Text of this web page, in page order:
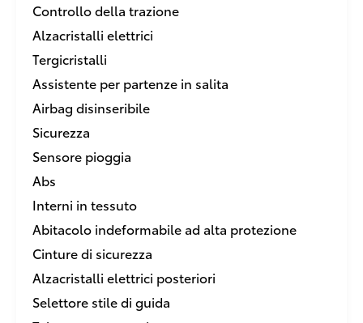
Controllo della trazione
Alzacristalli elettrici
Tergicristalli
Assistente per partenze in salita
Airbag disinseribile
Sicurezza
Sensore pioggia
Abs
Interni in tessuto
Abitacolo indeformabile ad alta protezione
Cinture di sicurezza
Alzacristalli elettrici posteriori
Selettore stile di guida